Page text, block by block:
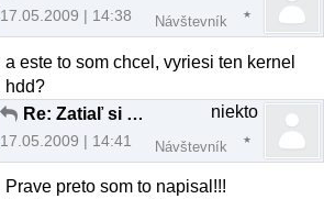
17.05.2009 | 14:38 Návštevník
a este to som chcel, vyriesi ten kernel
hdd?
Re: Zatiaľ si vyskúšaj aj iné distrá ...
17.05.2009 | 14:41
niekto
Návštevník
Prave preto som to napisal!!!